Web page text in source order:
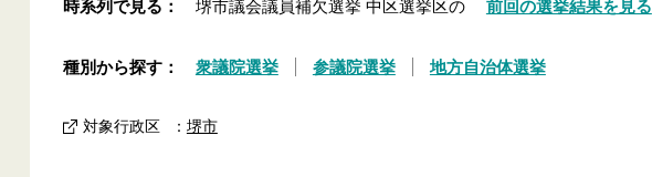
時系列で見る： 堺市議会議員補欠選挙 中区選挙区の 前回の選挙結果を見る
種別から探す： 衆議院選挙 参議院選挙 地方自治体選挙
対象行政区 ： 堺市